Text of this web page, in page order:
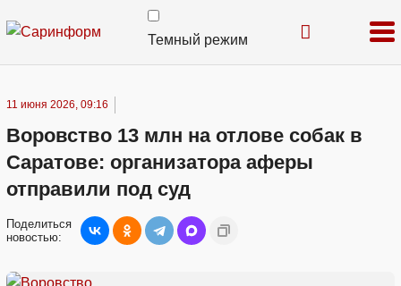
Темный режим
11 июня 2026, 09:16
Воровство 13 млн на отлове собак в
Саратове: организатора аферы
отправили под суд
Поделиться
новостью: